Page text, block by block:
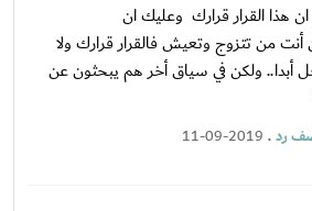
هذا القرار قرارك وعليك ان
من تتزوج وتعيش فالقرار قرارك ولا
أبدا.. ولكن في سياق أخر هم يبحثون عن
رد.
11-09-2019